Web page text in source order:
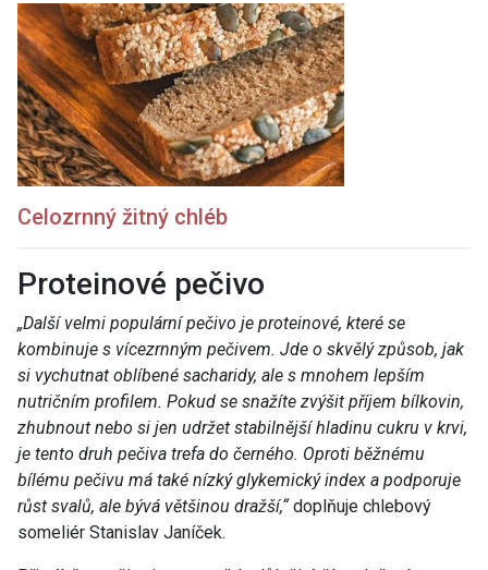
Celozrnný žitný chléb
Proteinové pečivo
„Další velmi populární pečivo je proteinové, které se
kombinuje s vícezrnným pečivem. Jde o skvělý způsob, jak
si vychutnat oblíbené sacharidy, ale s mnohem lepším
nutričním profilem. Pokud se snažíte zvýšit příjem bílkovin,
zhubnout nebo si jen udržet stabilnější hladinu cukru v krvi,
je tento druh pečiva trefa do černého. Oproti běžnému
bílému pečivu má také nízký glykemický index a podporuje
růst svalů, ale bývá většinou dražší,“ doplňuje chlebový
someliér Stanislav Janíček.